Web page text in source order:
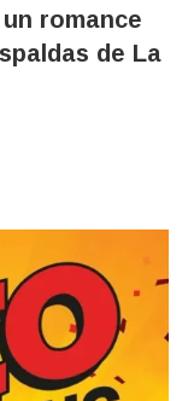
romance
de La